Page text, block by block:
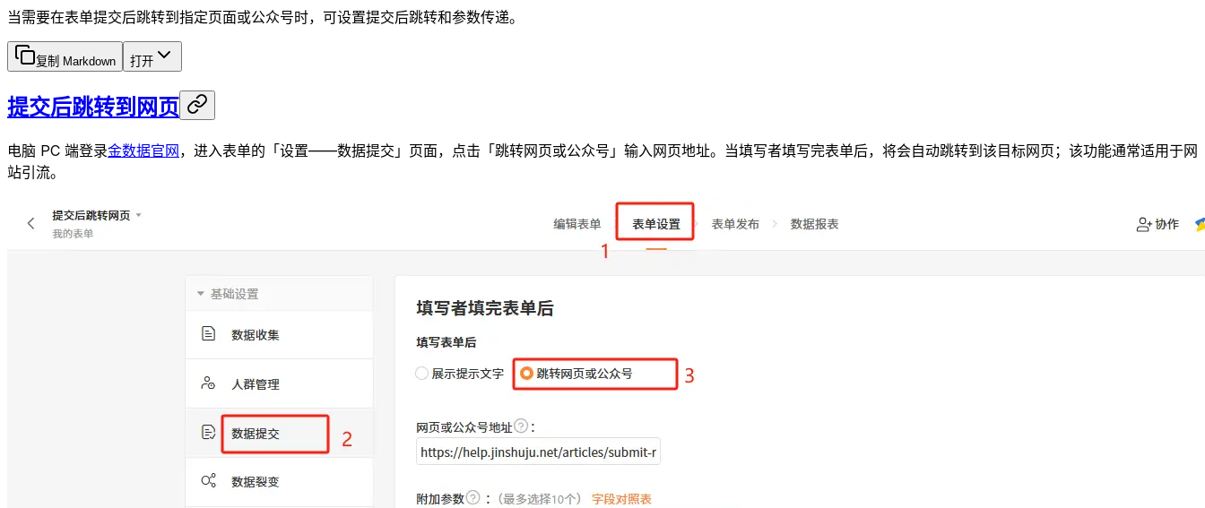
当需要在表单提交后跳转到指定页面或公众号时，可设置提交后跳转和参数传递。
复制 Markdown 打开
提交后跳转到网页
电脑 PC 端登录金数据官网，进入表单的「设置——数据提交」页面，点击「跳转网页或公众号」输入网页地址。当填写者填写完表单后，将会自动跳转到该目标网页；该功能通常适用于网
站引流。